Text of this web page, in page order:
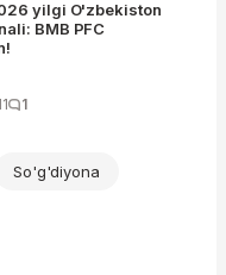
yilgi O'zbekiston
BMB PFC
1
So'g'diyona